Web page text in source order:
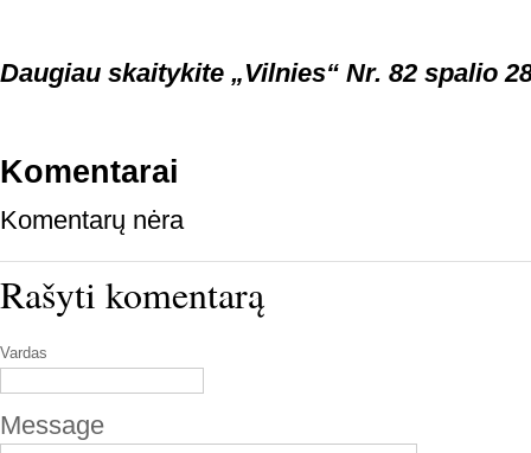
Daugiau skaitykite „Vilnies“ Nr. 82 spalio
Komentarai
Komentarų nėra
Rašyti komentarą
Vardas
Message